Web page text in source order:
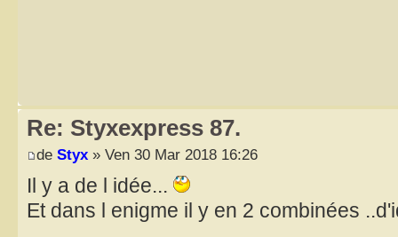
Re: Styxexpress 87.
de Styx » Ven 30 Mar 2018 16:26
Il y a de l idée...
Et dans l enigme il y en 2 combinées